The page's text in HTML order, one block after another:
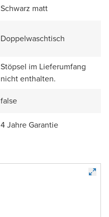
Schwarz matt
Doppelwaschtisch
Stöpsel im Lieferumfang
nicht enthalten.
false
4 Jahre Garantie